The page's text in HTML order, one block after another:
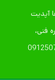
قیمت ها آپدیت
فنی،